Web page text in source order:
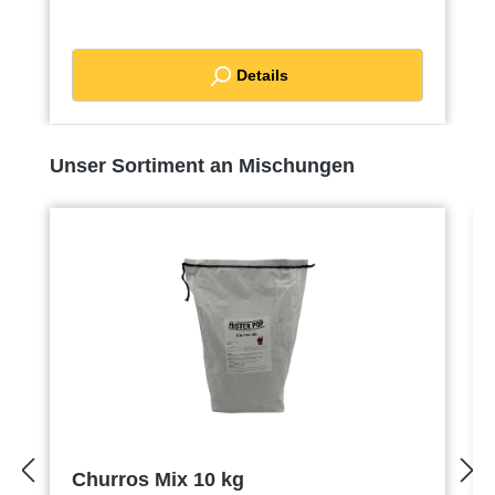
diesem Mix finden Sie auf der Supplies-
Details
Produktgalerie überspringen
Unser Sortiment an Mischungen
Churros Mix 10 kg